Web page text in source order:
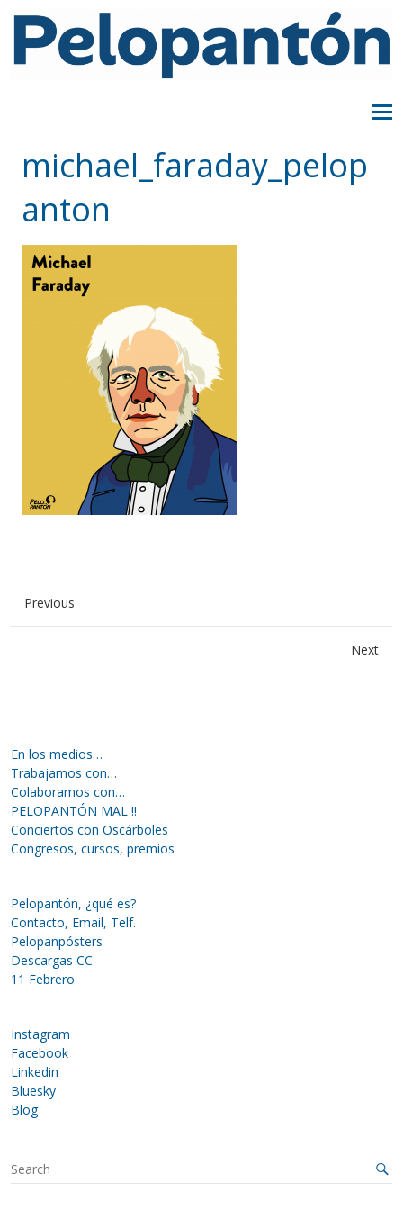
michael_faraday_pelop
anton
Previous
Next
En los medios…
Trabajamos con…
Colaboramos con…
PELOPANTÓN MAL !!
Conciertos con Oscárboles
Congresos, cursos, premios
Pelopantón, ¿qué es?
Contacto, Email, Telf.
Pelopanpósters
Descargas CC
11 Febrero
Instagram
Facebook
Linkedin
Bluesky
Blog
S
e